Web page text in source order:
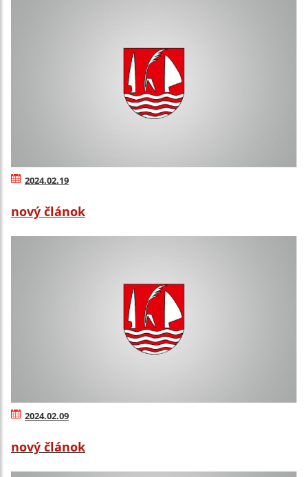
2024.02.19
nový článok
2024.02.09
nový článok